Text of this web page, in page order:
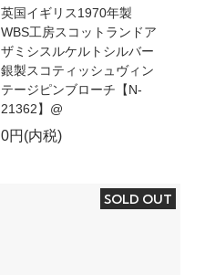
英国イギリス1970年製
WBS工房スコットランドア
ザミシスルケルトシルバー
銀製スコティッシュヴィン
テージピンブローチ【N-
21362】@
0円(内税)
SOLD OUT